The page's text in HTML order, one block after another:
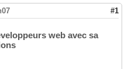
#1
web avec sa